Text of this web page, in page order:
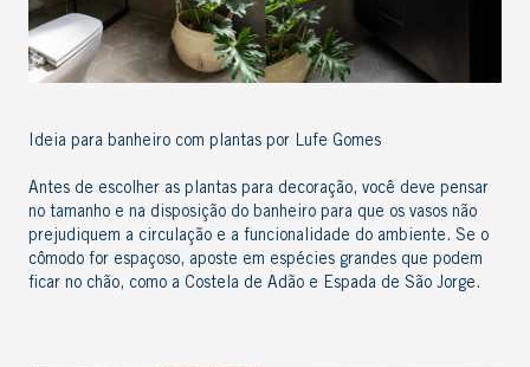
Ideia para banheiro com plantas por Lufe Gomes
Antes de escolher as plantas para decoração, você deve pensar
no tamanho e na disposição do banheiro para que os vasos não
prejudiquem a circulação e a funcionalidade do ambiente. Se o
cômodo for espaçoso, aposte em espécies grandes que podem
ficar no chão, como a Costela de Adão e Espada de São Jorge.